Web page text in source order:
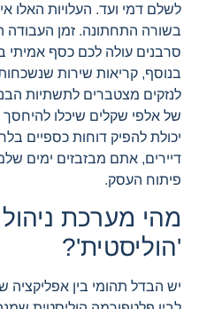
לשלם דמי ועד. העלויות האלו
בשורה התחתונה. זמן העבודה
סרבנים עולה לכם כסף
בנוסף, קריאות שירות
לנזקים מצטברים לתשתיות
של אלפי שקלים שיכלו
יכולת להפיק דוחות כספיים
דיירים, אתם מבזבזים ימים
פיתוח העסק.
מהי מערכת ניהול
'הוליסטית'?
יש הבדל תהומי בין